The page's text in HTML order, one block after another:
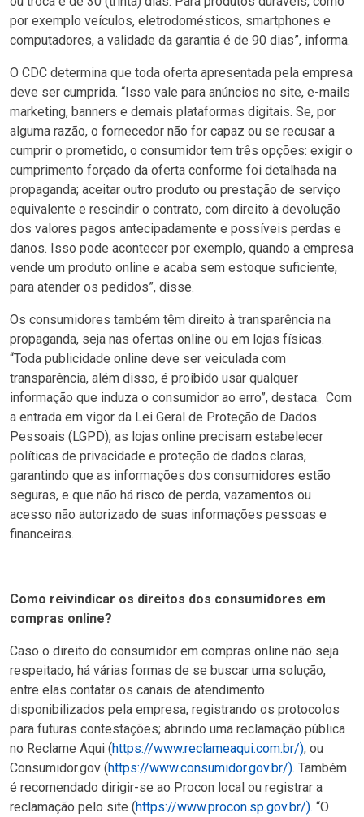
por exemplo veículos, eletrodomésticos, smartphones e
computadores, a validade da garantia é de 90 dias”, informa.
O CDC determina que toda oferta apresentada pela empresa
deve ser cumprida. “Isso vale para anúncios no site, e-mails
marketing, banners e demais plataformas digitais. Se, por
alguma razão, o fornecedor não for capaz ou se recusar a
cumprir o prometido, o consumidor tem três opções: exigir o
cumprimento forçado da oferta conforme foi detalhada na
propaganda; aceitar outro produto ou prestação de serviço
equivalente e rescindir o contrato, com direito à devolução
dos valores pagos antecipadamente e possíveis perdas e
danos. Isso pode acontecer por exemplo, quando a empresa
vende um produto online e acaba sem estoque suficiente,
para atender os pedidos”, disse.
Os consumidores também têm direito à transparência na
propaganda, seja nas ofertas online ou em lojas físicas.
“Toda publicidade online deve ser veiculada com
transparência, além disso, é proibido usar qualquer
informação que induza o consumidor ao erro”, destaca. Com
a entrada em vigor da Lei Geral de Proteção de Dados
Pessoais (LGPD), as lojas online precisam estabelecer
políticas de privacidade e proteção de dados claras,
garantindo que as informações dos consumidores estão
seguras, e que não há risco de perda, vazamentos ou
acesso não autorizado de suas informações pessoas e
financeiras.
Como reivindicar os direitos dos consumidores em
compras online?
Caso o direito do consumidor em compras online não seja
respeitado, há várias formas de se buscar uma solução,
entre elas contatar os canais de atendimento
disponibilizados pela empresa, registrando os protocolos
para futuras contestações; abrindo uma reclamação pública
no Reclame Aqui (https://www.reclameaqui.com.br/), ou
Consumidor.gov (https://www.consumidor.gov.br/). Também
é recomendado dirigir-se ao Procon local ou registrar a
reclamação pelo site (https://www.procon.sp.gov.br/). “O